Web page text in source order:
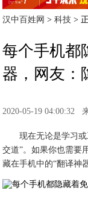
汉中百姓网 >科技 >
每个手机都
器，网友：
2020-05-19 04:00:32
现在无论是学习
交道”。如果你也需要
藏在手机中的“翻译神器